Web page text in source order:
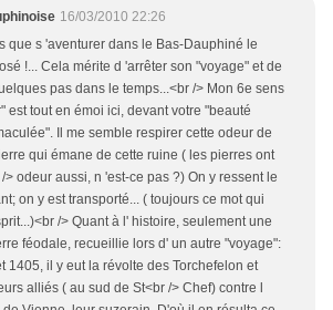
16/03/2010 22:26
que s 'aventurer dans le Bas-Dauphiné le
!... Cela mérite d 'arrêter son "voyage" et de
pas dans le temps...<br /> Mon 6e sens
est tout en émoi ici, devant votre "beauté
Il me semble respirer cette odeur de
qui émane de cette ruine ( les pierres ont
> odeur aussi, n 'est-ce pas ?) On y ressent le
on y est transporté... ( toujours ce mot qui
/> Quant à l' histoire, seulement une
féodale, recueillie lors d' un autre "voyage":
1405, il y eut la révolte des Torchefelon et
alliés ( au sud de St<br /> Chef) contre l